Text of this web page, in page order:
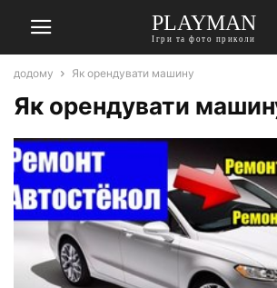
PLAYMAN
Ігри та фото приколи
додому Як орендувати машину
Як орендувати